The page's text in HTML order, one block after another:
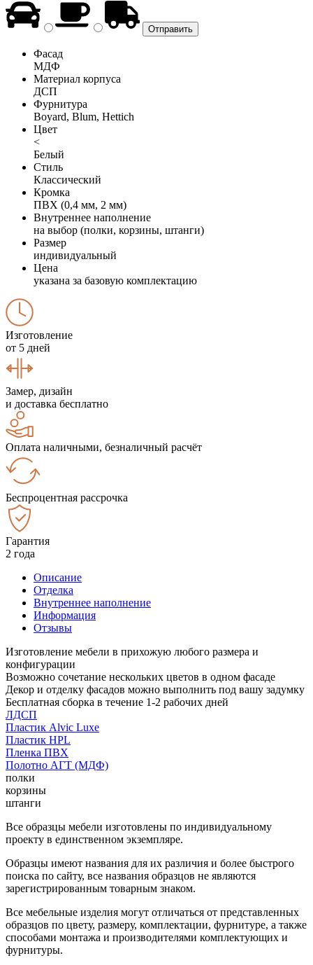
Фасад
МДФ
Материал корпуса
ДСП
Фурнитура
Boyard, Blum, Hettich
Цвет
<
Белый
Стиль
Классический
Кромка
ПВХ (0,4 мм, 2 мм)
Внутреннее наполнение
на выбор (полки, корзины, штанги)
Размер
индивидуальный
Цена
указана за базовую комплектацию
Изготовление
от 5 дней
Замер, дизайн
и доставка бесплатно
Оплата наличными, безналичный расчёт
Беспроцентная рассрочка
Гарантия
2 года
Описание
Отделка
Внутреннее наполнение
Информация
Отзывы
Изготовление мебели в прихожую любого размера и
конфигурации
Возможно сочетание нескольких цветов в одном фасаде
Декор и отделку фасадов можно выполнить под вашу задумку
Бесплатная сборка в течение 1-2 рабочих дней
ЛДСП
Пластик Alvic Luxe
Пластик HPL
Пленка ПВХ
Полотно АГТ (МДФ)
полки
корзины
штанги
Все образцы мебели изготовлены по индивидуальному
проекту в единственном экземпляре.
Образцы имеют названия для их различия и более быстрого
поиска по сайту, все названия образцов не являются
зарегистрированным товарным знаком.
Все мебельные изделия могут отличаться от представленных
образцов по цвету, размеру, комплектации, фурнитуре, а также
способами монтажа и производителями комплектующих и
фурнитуры.